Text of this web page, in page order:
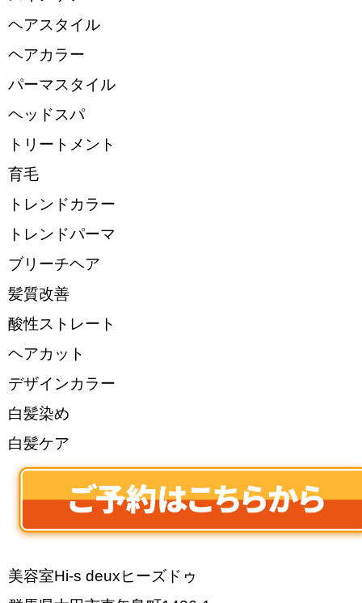
ヘアスタイル
ヘアカラー
パーマスタイル
ヘッドスパ
トリートメント
育毛
トレンドカラー
トレンドパーマ
ブリーチヘア
髪質改善
酸性ストレート
ヘアカット
デザインカラー
白髪染め
白髪ケア
美容室Hi-s deuxヒーズドゥ